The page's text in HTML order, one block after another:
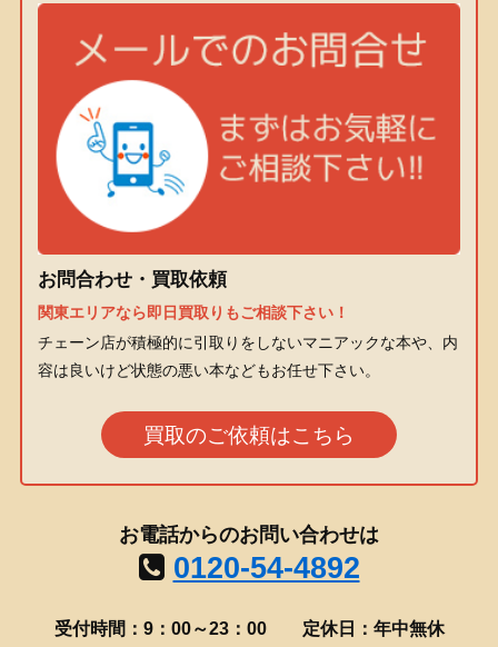
お問合わせ・買取依頼
関東エリアなら即日買取りもご相談下さい！
チェーン店が積極的に引取りをしないマニアックな本や、内
容は良いけど状態の悪い本などもお任せ下さい。
買取のご依頼はこちら
お電話からのお問い合わせは
0120-54-4892
受付時間：9：00～23：00 定休日：年中無休